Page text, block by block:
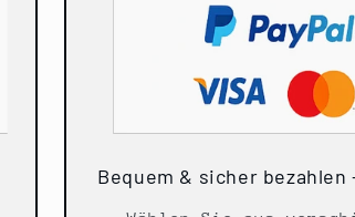
Bequem & sicher bezahlen